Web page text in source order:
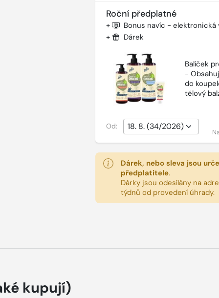
Roční předplatné
+
Bonus navíc - elektronická
+
Dárek
Balíček
-
do
tělový
Od:
Dárek, nebo sleva jsou
předplatitele.
Dárky jsou odesílány na
týdnů od provedení úhrady.
kupují)